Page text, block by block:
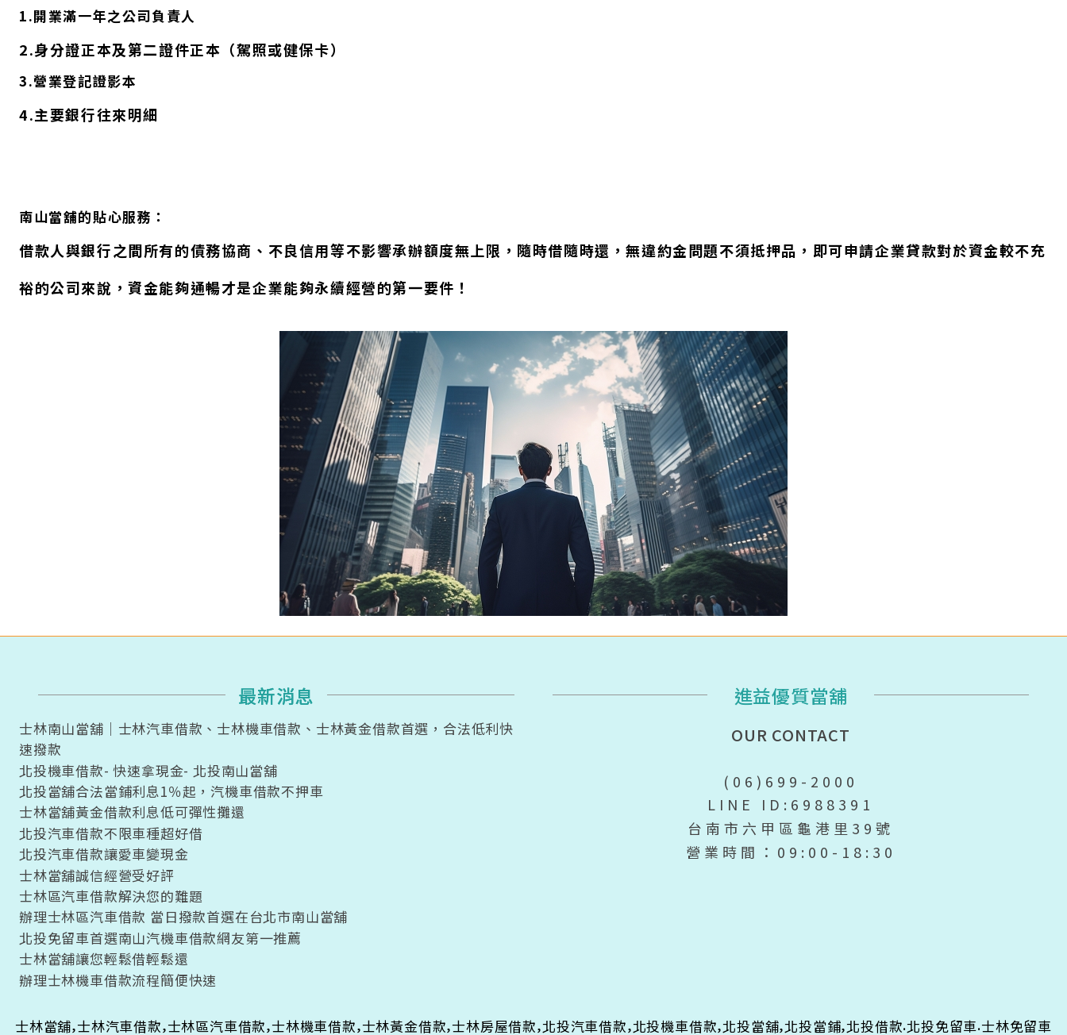
1.開業滿一年之公司負責人
2.身分證正本及第二證件正本（駕照或健保卡）
3.營業登記證影本
4.主要銀行往來明細
南山當舖的貼心服務：
借款人與銀行之間所有的債務協商、不良信用等不影響承辦額度無上限，隨時借隨時還，無違約金問題不須抵押品，即可申請企業貸款對於資金較不充
裕的公司來說，資金能夠通暢才是企業能夠永續經營的第一要件！
最新消息
最新消息
士林南山當舖｜士林汽車借款、士林機車借款、士林黃金借款首選，合法低利快
速撥款
北投機車借款- 快速拿現金- 北投南山當舖
北投當舖合法當鋪利息1％起，汽機車借款不押車
士林當舖黃金借款利息低可彈性攤還
北投汽車借款不限車種超好借
北投汽車借款讓愛車變現金
士林當舖誠信經營受好評
士林區汽車借款解決您的難題
辦理士林區汽車借款 當日撥款首選在台北市南山當舖
北投免留車首選南山汽機車借款網友第一推薦
士林當舖讓您輕鬆借輕鬆還
辦理士林機車借款流程簡便快速
進益優質當舖
OUR CONTACT
(06)699-2000
LINE ID:6988391
台南市六甲區龜港里39號
營業時間：09:00-18:30
士林當舖,士林汽車借款,士林區汽車借款,士林機車借款,士林黃金借款,士林房屋借款,北投汽車借款,北投機車借款,北投當舖,北投當鋪,北投借款.北投免留車.士林免留車